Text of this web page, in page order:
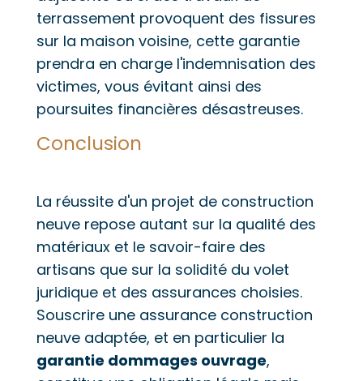
terrassement provoquent des fissures
sur la maison voisine, cette garantie
prendra en charge l'indemnisation des
victimes, vous évitant ainsi des
poursuites financières désastreuses.
Conclusion
La réussite d'un projet de construction
neuve repose autant sur la qualité des
matériaux et le savoir-faire des
artisans que sur la solidité du volet
juridique et des assurances choisies.
Souscrire une assurance construction
neuve adaptée, et en particulier la
garantie dommages ouvrage,